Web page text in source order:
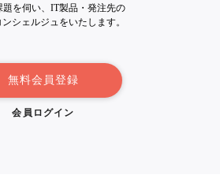
題を伺い、IT製品・発注先の
ンシェルジュをいたします。
無料会員登録
会員ログイン